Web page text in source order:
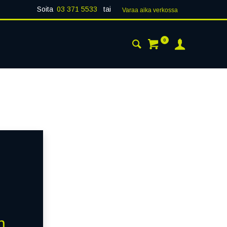
Soita 03 371 5533 tai Varaa aika verk​​​​ossa
0